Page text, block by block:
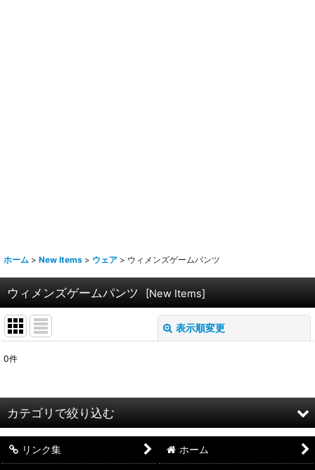
ホーム > New Items > ウェア > ウィメンズゲームパンツ
ウィメンズゲームパンツ [New Items]
表示順変更
並び順 :
絞り込む
0件
カテゴリで絞り込む
ウェア (全商品)
リンク集 ホーム